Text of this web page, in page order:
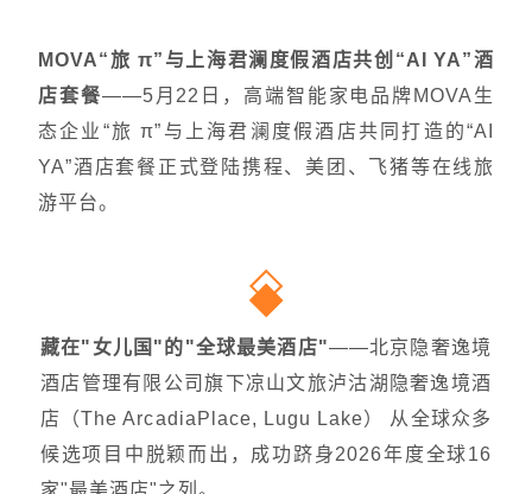
MOVA“旅 π”与上海君澜度假酒店共创“AI YA”酒
店套餐——5月22日，高端智能家电品牌MOVA生
态企业“旅 π”与上海君澜度假酒店共同打造的“AI
YA”酒店套餐正式登陆携程、美团、飞猪等在线旅
游平台。
藏在"女儿国"的"全球最美酒店"——北京隐奢逸境
酒店管理有限公司旗下凉山文旅泸沽湖隐奢逸境酒
店（The ArcadiaPlace, Lugu Lake） 从全球众多
候选项目中脱颖而出，成功跻身2026年度全球16